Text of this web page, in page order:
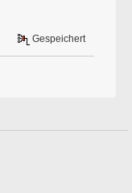
Gespeichert